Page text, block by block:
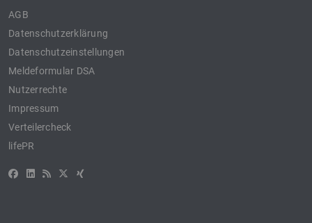
AGB
Datenschutzerklärung
Datenschutzeinstellungen
Meldeformular DSA
Nutzerrechte
Impressum
Verteilercheck
lifePR